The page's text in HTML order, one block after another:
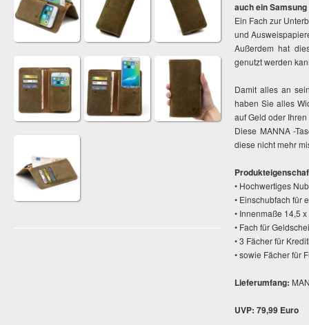
auch ein Samsung
Ein Fach zur
und
Außerdem hat
genutzt werden
Damit alles an
haben Sie alles
auf Geld oder
Diese MANNA -
diese nicht mehr
• Hochwertiges
• Einschubfach für
• Innenmaße 14,5
• Fach für
• 3 Fächer für
• sowie Fächer für
Lieferumfang:
UVP: 79,99 Euro